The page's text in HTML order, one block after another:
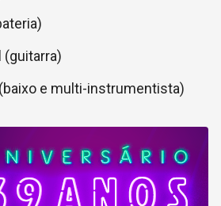
(guitarra)
(baixo e multi-instrumentista)